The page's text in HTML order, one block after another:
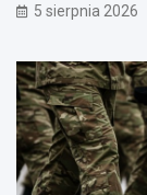
5 sierpnia 2026